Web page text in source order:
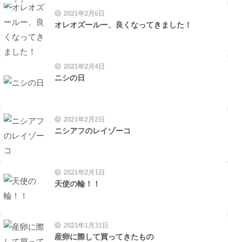
2021年2月6日
オレオズールー、良くなってきました！
2021年2月4日
ニシの日
2021年2月2日
ニシアフのレイゾーコ
2021年2月1日
天使の輪！！
2021年1月31日
産卵に際して買ってきたもの